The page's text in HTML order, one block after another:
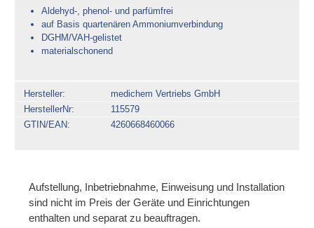
Aldehyd-, phenol- und parfümfrei
auf Basis quartenären Ammoniumverbindung
DGHM/VAH-gelistet
materialschonend
Hersteller
medichem Vertriebs GmbH
HerstellerNr
115579
GTIN/EAN
4260668460066
Aufstellung, Inbetriebnahme, Einweisung und Installation
sind nicht im Preis der Geräte und Einrichtungen
enthalten und separat zu beauftragen.